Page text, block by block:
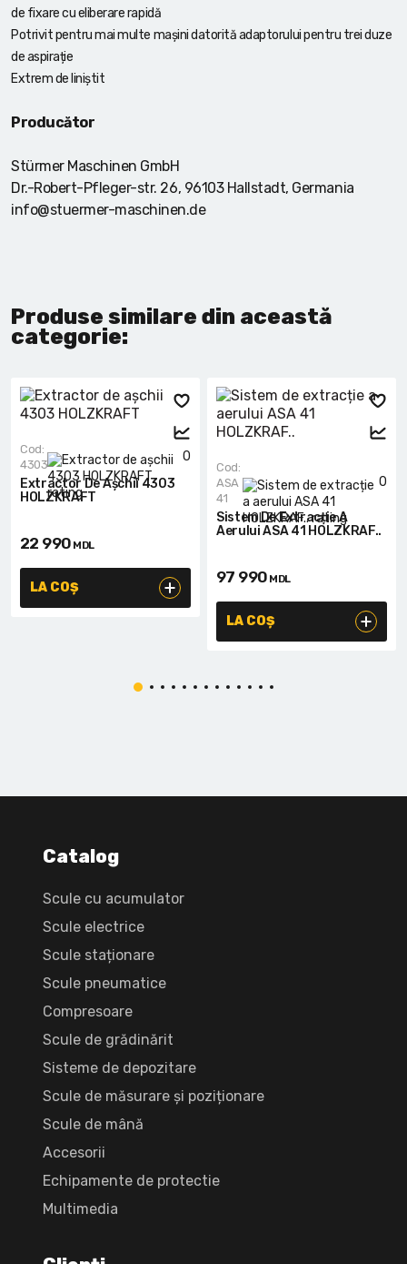
de fixare cu eliberare rapidă
Potrivit pentru mai multe mașini datorită adaptorului pentru trei duze
de aspirație
Extrem de liniștit
Producător
Stürmer Maschinen GmbH
Dr.-Robert-Pfleger-str. 26, 96103 Hallstadt, Germania
info@stuermer-maschinen.de
Produse similare din această
categorie:
0
Cod:
4303
Extractor De Așchii 4303
HOLZKRAFT
22 990 MDL
LA COȘ
0
Cod:
ASA
41
Sistem De Extracție A
Aerului ASA 41 HOLZKRAF..
97 990 MDL
LA COȘ
Catalog
Scule cu acumulator
Scule electrice
Scule staționare
Scule pneumatice
Compresoare
Scule de grădinărit
Sisteme de depozitare
Scule de măsurare și poziționare
Scule de mână
Accesorii
Echipamente de protectie
Multimedia